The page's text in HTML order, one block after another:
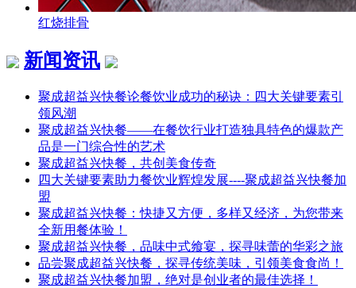
红烧排骨
新闻资讯
聚成超益兴快餐论餐饮业成功的秘诀：四大关键要素引
领风潮
聚成超益兴快餐——在餐饮行业打造独具特色的爆款产
品是一门综合性的艺术
聚成超益兴快餐，共创美食传奇
四大关键要素助力餐饮业辉煌发展----聚成超益兴快餐加
盟
聚成超益兴快餐：快捷又方便，多样又经济，为您带来
全新用餐体验！
聚成超益兴快餐，品味中式飨宴，探寻味蕾的华彩之旅
品尝聚成超益兴快餐，探寻传统美味，引领美食食尚！
聚成超益兴快餐加盟，绝对是创业者的最佳选择！